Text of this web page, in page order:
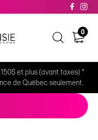
0
et plus (avant taxes) *
de Québec seulement.